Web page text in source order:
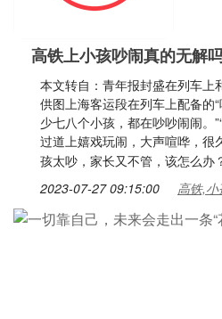
高铁上小孩吵闹真的无解
本文转自：青年报封盛在列车上
供图上海客运段在列车上配备的
少七八个小孩，都在吵吵闹闹。
过道上嬉戏玩闹，大声喧哗，很
孩太吵，家长又不管，该怎么办
2023-07-27 09:15:00 高铁,